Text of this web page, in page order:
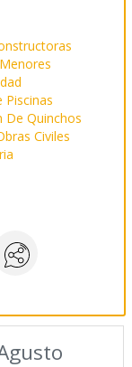
Piscinas
De Quinchos
Civiles